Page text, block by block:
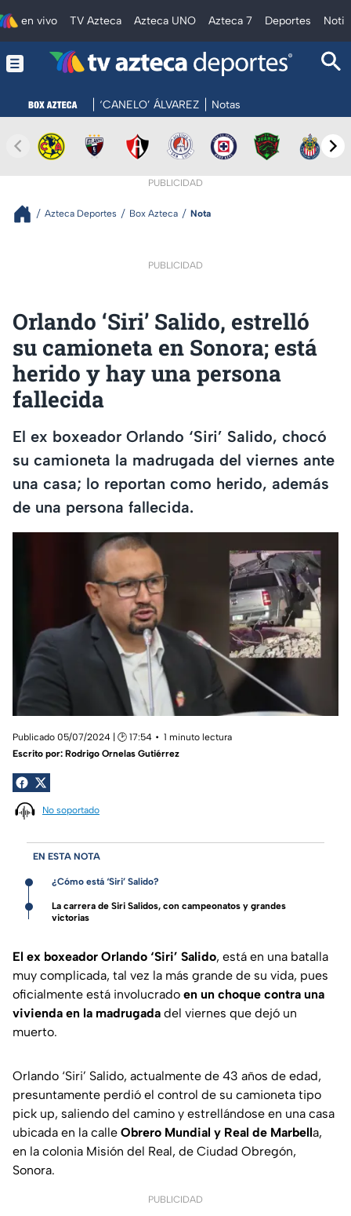
en vivo TV Azteca Azteca UNO Azteca 7 Deportes
‘CANELO’ ÁLVAREZ Notas
PUBLICIDAD
Azteca Deportes Box Azteca Nota
PUBLICIDAD
Orlando ‘Siri’ Salido, estrelló
su camioneta en Sonora; está
herido y hay una persona
fallecida
El ex boxeador Orlando ‘Siri’ Salido, chocó
su camioneta la madrugada del viernes ante
una casa; lo reportan como herido, además
de una persona fallecida.
Publicado 05/07/2024 | 🕑 17:54
1 minuto lectura
Escrito por: Rodrigo Ornelas Gutiérrez
No soportado
EN ESTA NOTA
¿Cómo está ‘Siri’ Salido?
La carrera de Siri Salidos, con campeonatos y grandes
victorias
El ex boxeador Orlando ‘Siri’ Salido, está en una batalla
muy complicada, tal vez la más grande de su vida, pues
oficialmente está involucrado en un choque contra una
vivienda en la madrugada del viernes que dejó un
muerto.
Orlando ‘Siri’ Salido, actualmente de 43 años de edad,
presuntamente perdió el control de su camioneta tipo
pick up, saliendo del camino y estrellándose en una casa
ubicada en la calle Obrero Mundial y Real de Marbella,
en la colonia Misión del Real, de Ciudad Obregón,
Sonora.
PUBLICIDAD